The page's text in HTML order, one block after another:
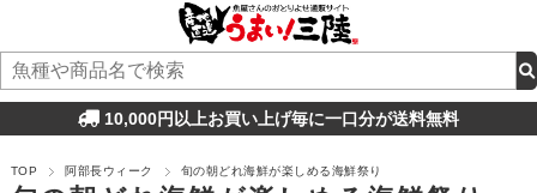
10,000円以上お買い上げ毎に一口分が送料無料
TOP 阿部長ウィーク 旬の朝どれ海鮮が楽しめる海鮮祭り